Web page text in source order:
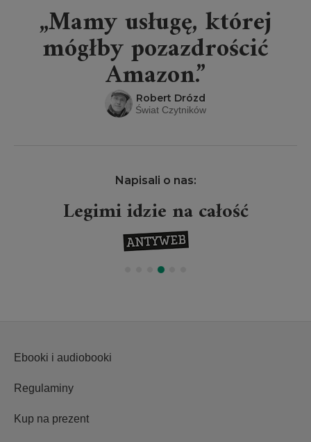
„Mamy usługę, której
mógłby pozazdrościć
Amazon.”
Robert Drózd
Świat Czytników
Napisali o nas:
Legimi idzie na całość
Ebooki i audiobooki
Regulaminy
Kup na prezent